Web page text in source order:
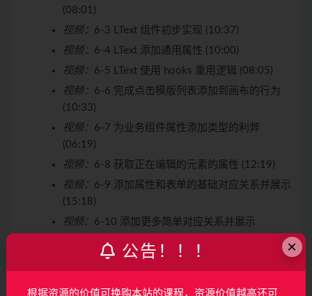
(08:01)
视频： 6-3 LText 组件初步实现 (10:37)
视频： 6-4 LText 添加通用属性 (10:00)
视频： 6-5 LText 使用 hooks 重用逻辑 (08:05)
视频： 6-6 完成点击模版列表添加到画布的行为
(10:33)
视频： 6-7 为业务组件属性添加类型的利弊
(06:19)
视频： 6-8 获取正在编辑的元素的属性 (12:19)
视频： 6-9 添加属性和表单的基础对应关系并展示
(15:18)
视频： 6-10 添加更多简单对应关系并展示
6-11 添加更多复杂对应关系并展示
×
公告！！！
根据资源的价值可换购本站的课程，资源价值越高还可